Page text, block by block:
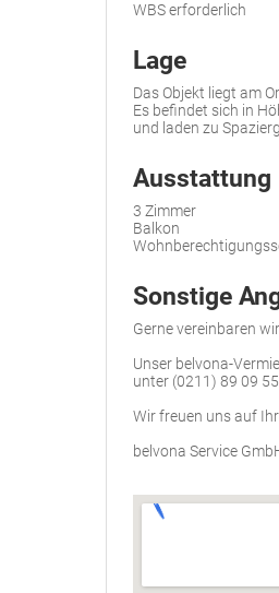
WBS erforderlich
Lage
Das Objekt liegt am
Es befindet sich in
und laden zu
Ausstattung
3 Zimmer
Balkon
Sonstige
Gerne vereinbaren
Unser belvona-
unter (0211) 89 09
Wir freuen uns auf
belvona Service